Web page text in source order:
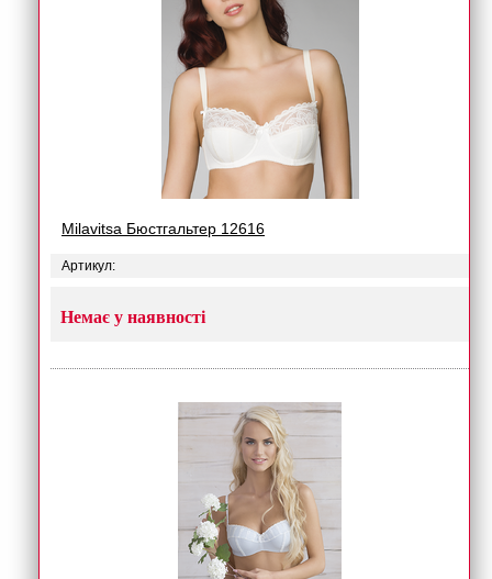
Milavitsa Бюстгальтер 12616
Артикул:
Немає у наявності